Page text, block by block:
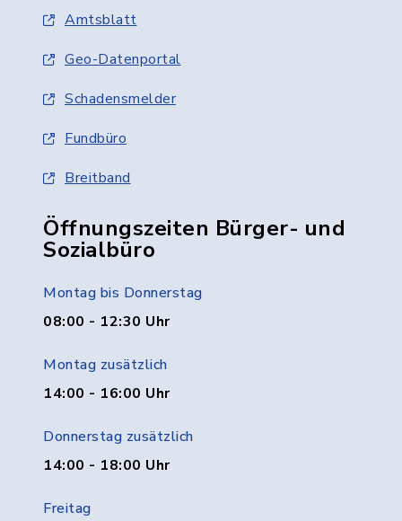
Amtsblatt
Geo-Datenportal
Schadensmelder
Fundbüro
Breitband
Öffnungszeiten Bürger- und
Sozialbüro
Montag bis Donnerstag
08:00 - 12:30 Uhr
Montag zusätzlich
14:00 - 16:00 Uhr
Donnerstag zusätzlich
14:00 - 18:00 Uhr
Freitag